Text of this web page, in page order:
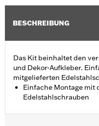
BESCHREIBUNG
Das Kit beinhaltet den
und Dekor-Aufkleber.
mitgelieferten
Einfache Montage mit
Edelstahlschrauben